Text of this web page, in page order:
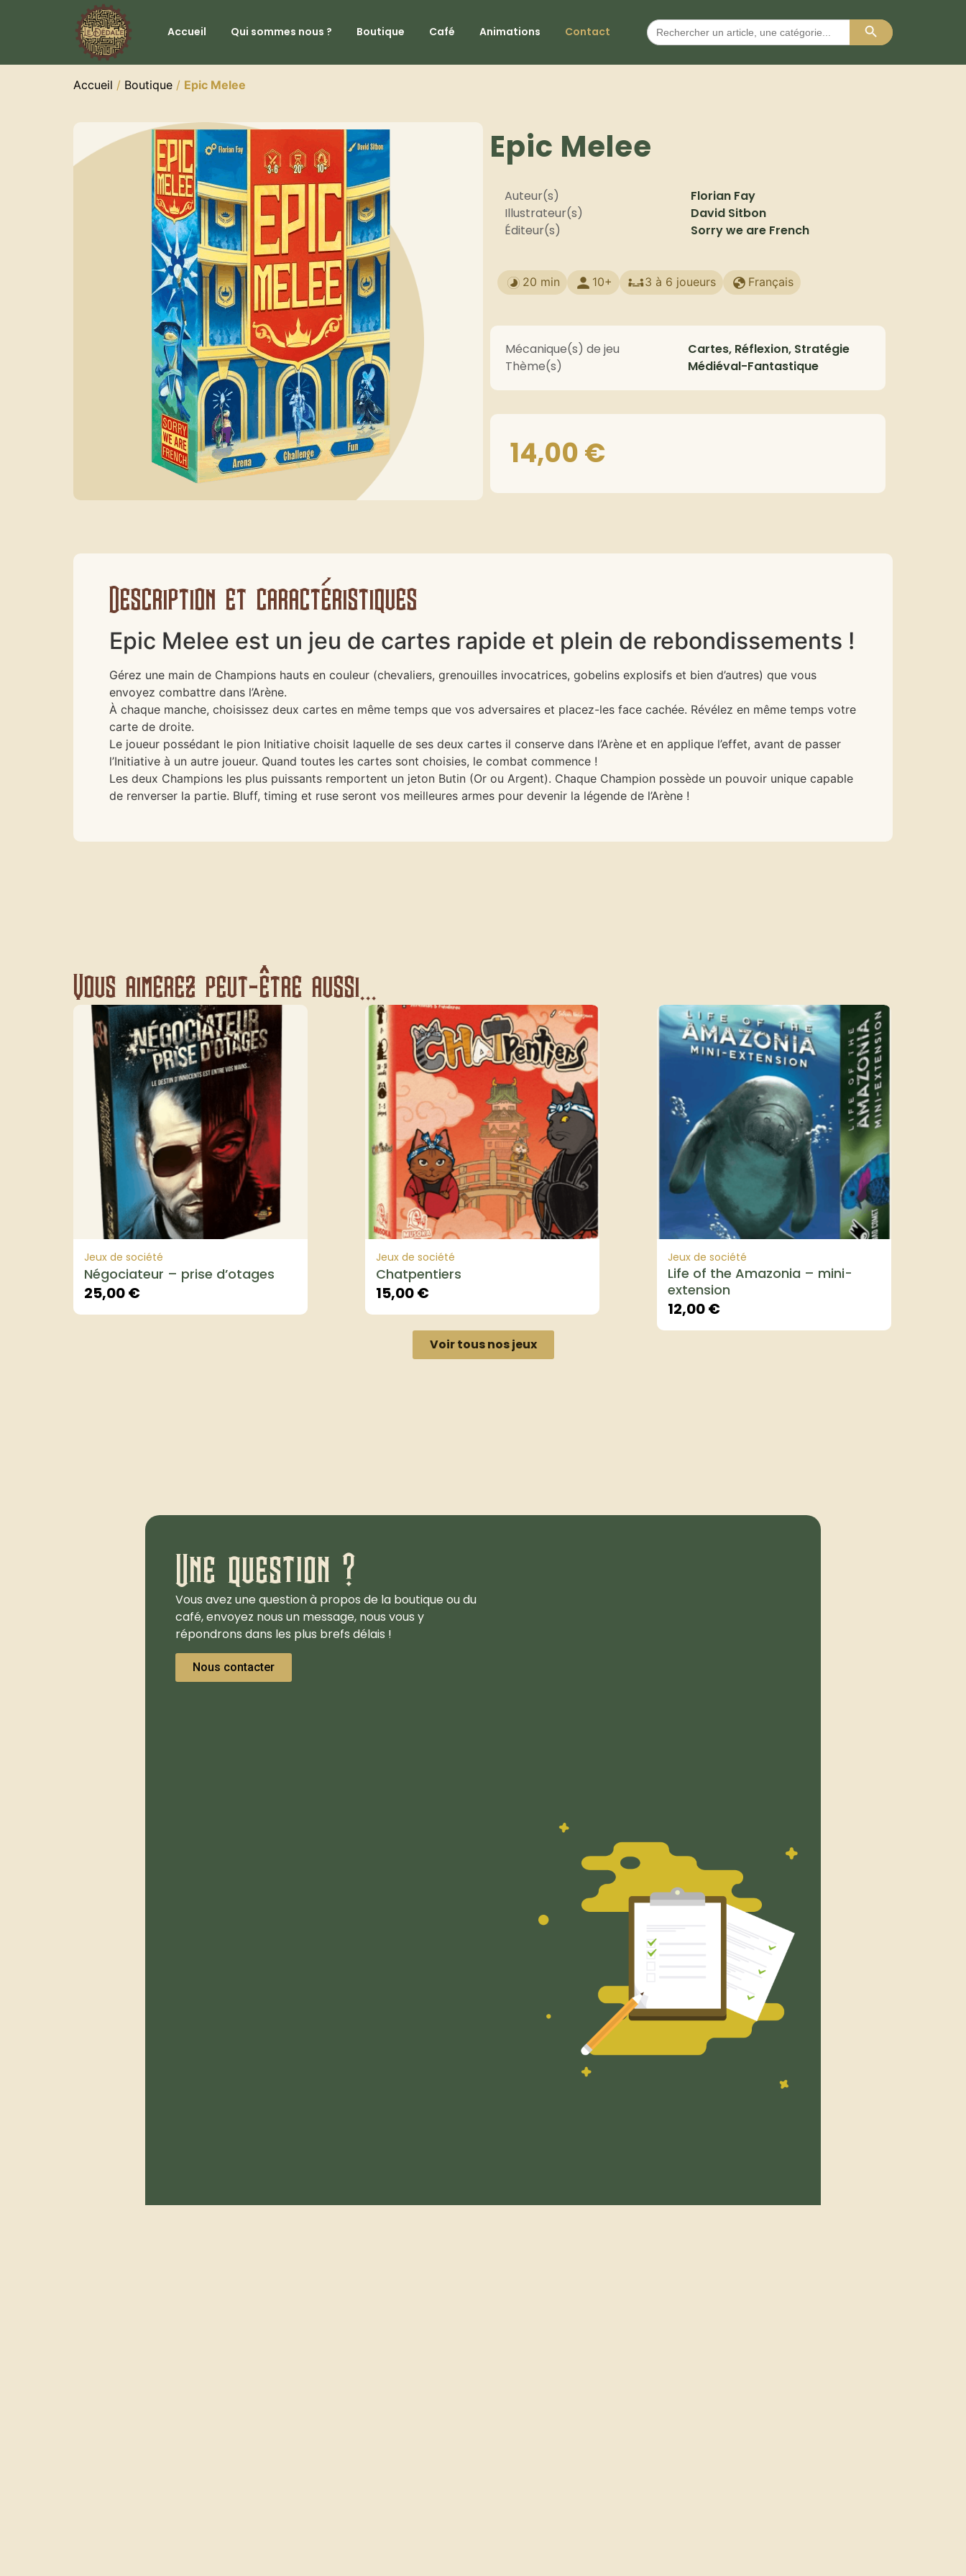
Accueil Qui sommes nous ? Boutique Café Animations Contact
Search
for:
Search Button
Accueil / Boutique / Epic Melee
Epic Melee
Auteur(s)
Florian Fay
Illustrateur(s)
David Sitbon
Éditeur(s)
Sorry we are French
20 min 10+ 3 à 6 joueurs Français
Mécanique(s) de jeu
Cartes, Réflexion, Stratégie
Thème(s)
Médiéval-Fantastique
14,00€
Description et caractéristiques
Epic Melee est un jeu de cartes rapide et plein de rebondissements !
Gérez une main de Champions hauts en couleur (chevaliers, grenouilles invocatrices, gobelins explosifs et bien d’autres) que vous
envoyez combattre dans l’Arène.
À chaque manche, choisissez deux cartes en même temps que vos adversaires et placez-les face cachée. Révélez en même temps votre
carte de droite.
Le joueur possédant le pion Initiative choisit laquelle de ses deux cartes il conserve dans l’Arène et en applique l’effet, avant de passer
l’Initiative à un autre joueur. Quand toutes les cartes sont choisies, le combat commence !
Les deux Champions les plus puissants remportent un jeton Butin (Or ou Argent). Chaque Champion possède un pouvoir unique capable
de renverser la partie. Bluff, timing et ruse seront vos meilleures armes pour devenir la légende de l’Arène !
Vous aimerez peut-être aussi...
Jeux de société
Négociateur – prise d’otages
25,00€
Jeux de société
Chatpentiers
15,00€
Jeux de société
Life of the Amazonia – mini-
extension
12,00€
Voir tous nos jeux
Une question ?
Vous avez une question à propos de la boutique ou du
café, envoyez nous un message, nous vous y
répondrons dans les plus brefs délais !
Nous contacter